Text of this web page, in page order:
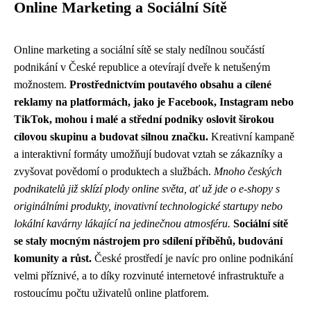
Online Marketing a Sociální Sítě
Online marketing a sociální sítě se staly nedílnou součástí
podnikání v České republice a otevírají dveře k netušeným
možnostem. Prostřednictvím poutavého obsahu a cílené
reklamy na platformách, jako je Facebook, Instagram nebo
TikTok, mohou i malé a střední podniky oslovit širokou
cílovou skupinu a budovat silnou značku. Kreativní kampaně
a interaktivní formáty umožňují budovat vztah se zákazníky a
zvyšovat povědomí o produktech a službách. Mnoho českých
podnikatelů již sklízí plody online světa, ať už jde o e-shopy s
originálními produkty, inovativní technologické startupy nebo
lokální kavárny lákající na jedinečnou atmosféru. Sociální sítě
se staly mocným nástrojem pro sdílení příběhů, budování
komunity a růst. České prostředí je navíc pro online podnikání
velmi příznivé, a to díky rozvinuté internetové infrastruktuře a
rostoucímu počtu uživatelů online platforem.